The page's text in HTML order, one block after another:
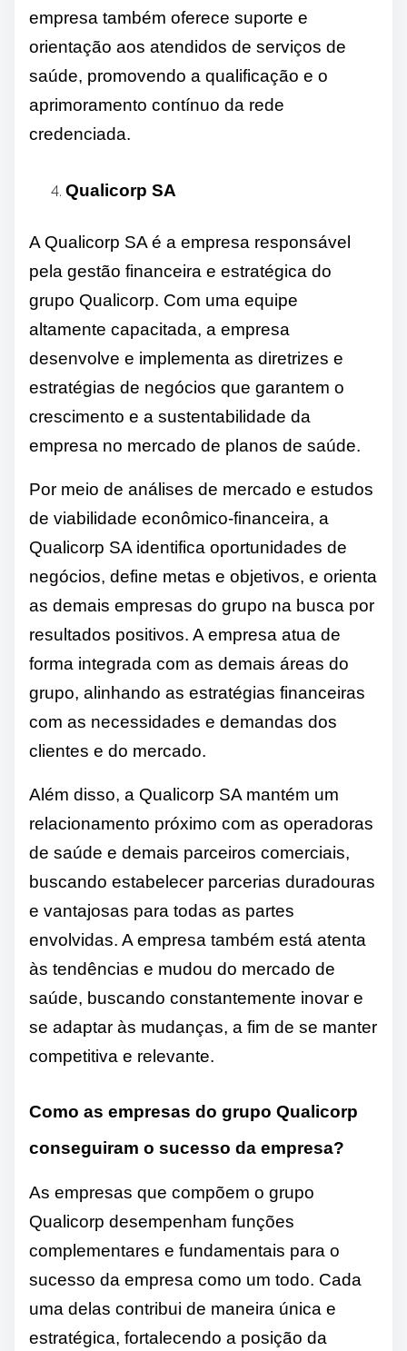
empresa também oferece suporte e
orientação aos atendidos de serviços de
saúde, promovendo a qualificação e o
aprimoramento contínuo da rede
credenciada.
Qualicorp SA
A Qualicorp SA é a empresa responsável
pela gestão financeira e estratégica do
grupo Qualicorp. Com uma equipe
altamente capacitada, a empresa
desenvolve e implementa as diretrizes e
estratégias de negócios que garantem o
crescimento e a sustentabilidade da
empresa no mercado de planos de saúde.
Por meio de análises de mercado e estudos
de viabilidade econômico-financeira, a
Qualicorp SA identifica oportunidades de
negócios, define metas e objetivos, e orienta
as demais empresas do grupo na busca por
resultados positivos. A empresa atua de
forma integrada com as demais áreas do
grupo, alinhando as estratégias financeiras
com as necessidades e demandas dos
clientes e do mercado.
Além disso, a Qualicorp SA mantém um
relacionamento próximo com as operadoras
de saúde e demais parceiros comerciais,
buscando estabelecer parcerias duradouras
e vantajosas para todas as partes
envolvidas. A empresa também está atenta
às tendências e mudou do mercado de
saúde, buscando constantemente inovar e
se adaptar às mudanças, a fim de se manter
competitiva e relevante.
Como as empresas do grupo Qualicorp
conseguiram o sucesso da empresa?
As empresas que compõem o grupo
Qualicorp desempenham funções
complementares e fundamentais para o
sucesso da empresa como um todo. Cada
uma delas contribui de maneira única e
estratégica, fortalecendo a posição da